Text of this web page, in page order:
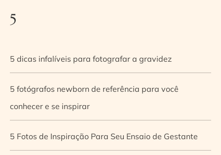
5
5 dicas infalíveis para fotografar a gravidez
5 fotógrafos newborn de referência para você
conhecer e se inspirar
5 Fotos de Inspiração Para Seu Ensaio de Gestante